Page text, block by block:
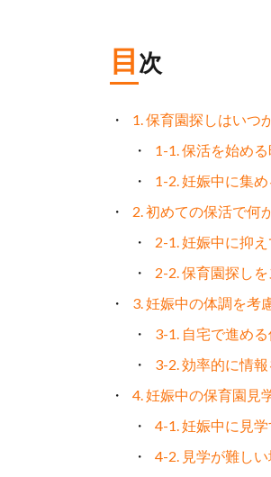
目次
1. 保育園探しはいつ
1-1. 保活を始め
1-2. 妊娠中に集
2. 初めての保活で何
2-1. 妊娠中に抑
2-2. 保育園探し
3. 妊娠中の体調を考
3-1. 自宅で進め
3-2. 効率的に情
4. 妊娠中の保育園見
4-1. 妊娠中に見
4-2. 見学が難し